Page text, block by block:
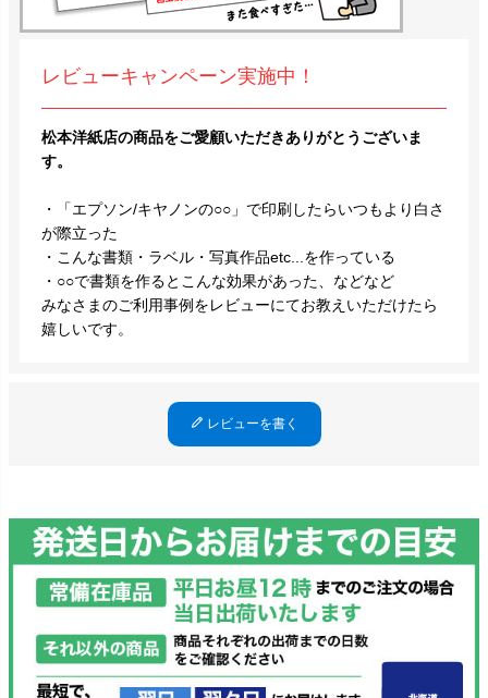
レビューキャンペーン実施中！
松本洋紙店の商品をご愛顧いただきありがとうございま
す。
・「エプソン/キヤノンの○○」で印刷したらいつもより白さ
が際立った
・こんな書類・ラベル・写真作品etc...を作っている
・○○で書類を作るとこんな効果があった、などなど
みなさまのご利用事例をレビューにてお教えいただけたら
嬉しいです。
レビューを書く